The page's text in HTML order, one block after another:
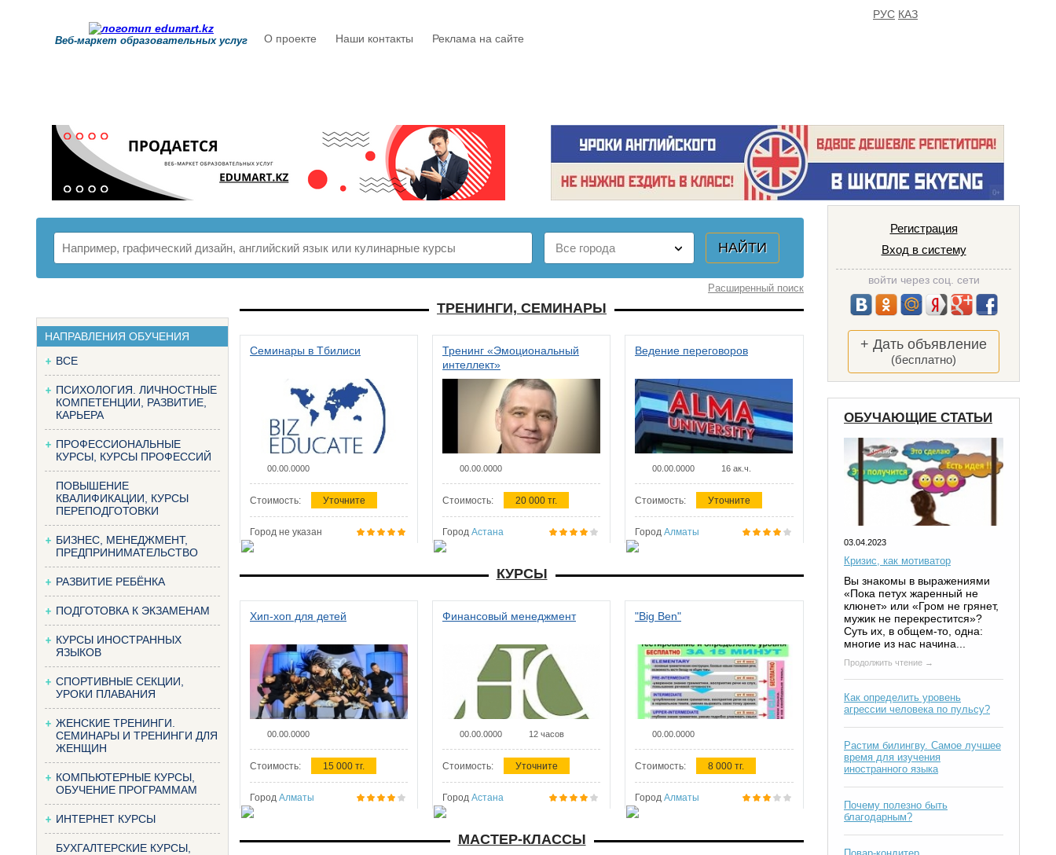
Веб-маркет образовательных услуг О проекте Наши контакты Реклама на сайте
РУС КАЗ
Расширенный поиск
НАПРАВЛЕНИЯ ОБУЧЕНИЯ
ВСЕ
ПСИХОЛОГИЯ. ЛИЧНОСТНЫЕ
КОМПЕТЕНЦИИ, РАЗВИТИЕ,
КАРЬЕРА
ПРОФЕССИОНАЛЬНЫЕ
КУРСЫ, КУРСЫ ПРОФЕССИЙ
ПОВЫШЕНИЕ
КВАЛИФИКАЦИИ, КУРСЫ
ПЕРЕПОДГОТОВКИ
БИЗНЕС, МЕНЕДЖМЕНТ,
ПРЕДПРИНИМАТЕЛЬСТВО
РАЗВИТИЕ РЕБЁНКА
ПОДГОТОВКА К ЭКЗАМЕНАМ
КУРСЫ ИНОСТРАННЫХ
ЯЗЫКОВ
СПОРТИВНЫЕ СЕКЦИИ,
УРОКИ ПЛАВАНИЯ
ЖЕНСКИЕ ТРЕНИНГИ.
СЕМИНАРЫ И ТРЕНИНГИ ДЛЯ
ЖЕНЩИН
КОМПЬЮТЕРНЫЕ КУРСЫ,
ОБУЧЕНИЕ ПРОГРАММАМ
ИНТЕРНЕТ КУРСЫ
БУХГАЛТЕРСКИЕ КУРСЫ,
ТРЕНИНГИ, СЕМИНАРЫ
Семинары в Тбилиси
00.00.0000
Стоимость: Уточните
Город не указан
Тренинг «Эмоциональный
интеллект»
00.00.0000
Стоимость: 20 000 тг.
Город Астана
Ведение переговоров
00.00.0000 16 ак.ч.
Стоимость: Уточните
Город Алматы
КУРСЫ
Хип-хоп для детей
00.00.0000
Стоимость: 15 000 тг.
Город Алматы
Финансовый менеджмент
00.00.0000 12 часов
Стоимость: Уточните
Город Астана
"Big Ben"
00.00.0000
Стоимость: 8 000 тг.
Город Алматы
МАСТЕР-КЛАССЫ
Регистрация
Вход в систему
войти через соц. сети
+ Дать объявление
(бесплатно)
ОБУЧАЮЩИЕ СТАТЬИ
03.04.2023
Кризис, как мотиватор
Вы знакомы в выражениями
«Пока петух жаренный не
клюнет» или «Гром не грянет,
мужик не перекрестится»?
Суть их, в общем-то, одна:
многие из нас начина...
Продолжить чтение →
Как определить уровень
агрессии человека по пульсу?
Растим билингву. Самое лучшее
время для изучения
иностранного языка
Почему полезно быть
благодарным?